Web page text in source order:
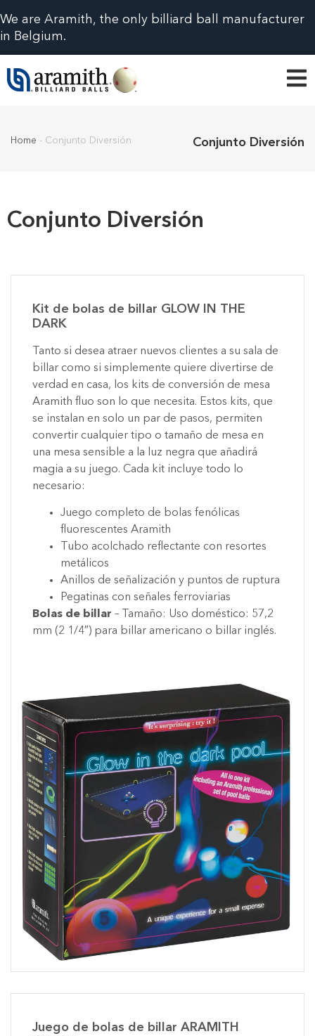
We are Aramith, the only billiard ball manufacturer
in Belgium.
Home - Conjunto Diversión Conjunto Diversión
Conjunto Diversión
Kit de bolas de billar GLOW IN THE
DARK
Tanto si desea atraer nuevos clientes a su sala de
billar como si simplemente quiere divertirse de
verdad en casa, los kits de conversión de mesa
Aramith fluo son lo que necesita. Estos kits, que
se instalan en solo un par de pasos, permiten
convertir cualquier tipo o tamaño de mesa en
una mesa sensible a la luz negra que añadirá
magia a su juego. Cada kit incluye todo lo
necesario:
Juego completo de bolas fenólicas
fluorescentes Aramith
Tubo acolchado reflectante con resortes
metálicos
Anillos de señalización y puntos de ruptura
Pegatinas con señales ferroviarias
Bolas de billar – Tamaño: Uso doméstico: 57,2
mm (2 1/4″) para billar americano o billar inglés.
Juego de bolas de billar ARAMITH